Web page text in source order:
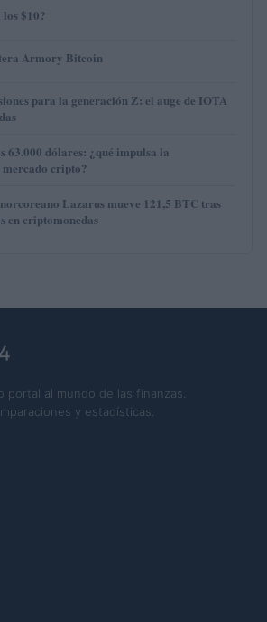
$10?
Armory Bitcoin
para la generación Z: el auge de IOTA
63.000 dólares: ¿qué impulsa la
cripto?
Lazarus mueve 121,5 BTC tras
en criptomonedas
portal al mundo de las finanzas.
y estadísticas.